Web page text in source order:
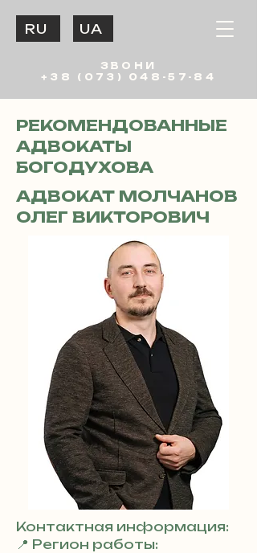
ЗВОНИ
+38 (073) 048-57-84
UA
RU
РЕКОМЕНДОВАННЫЕ
АДВОКАТЫ
БОГОДУХОВА
АДВОКАТ МОЛЧАНОВ
ОЛЕГ ВИКТОРОВИЧ
Контактная информация:
📍 Регион работы: